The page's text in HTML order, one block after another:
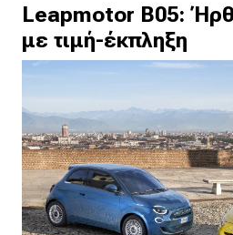
Leapmotor B05:
με τιμή-έκπληξη